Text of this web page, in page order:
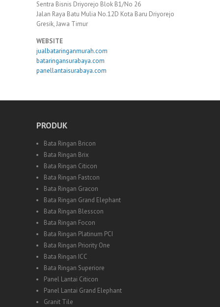
Sentra Bisnis Driyorejo Blok B1/No 26
Jalan Raya Batu Mulia No.12D Kota Baru Driyorejo
Gresik, Jawa Timur
WEBSITE
jualbataringanmurah.com
bataringansurabaya.com
panellantaisurabaya.com
PRODUK
Bata Ringan Bricon
Bata Ringan Brix
Bata Ringan Citicon
Bata Ringan Fastcon
Bata Ringan Gracon
Bata Ringan Grand Elephant
Bata Ringan Blesscon
Bata Ringan Focon
Bata Ringan Platinum PCI
Bata Ringan Priority One
Bata Ringan ICC
Bata Ringan Superiore
Panel Lantai Citicon
Panel Lantai Grand Elephant
Granit Tile